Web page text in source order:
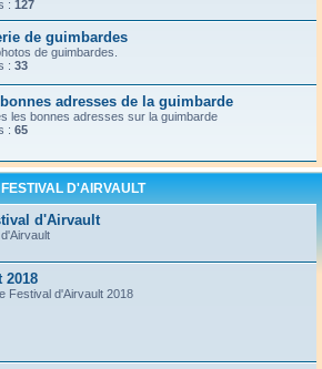
: 127
de guimbardes
de guimbardes.
: 33
adresses de la guimbarde
les bonnes adresses sur la guimbarde
: 65
FESTIVAL D'AIRVAULT
d'Airvault
2018
Festival d'Airvault 2018